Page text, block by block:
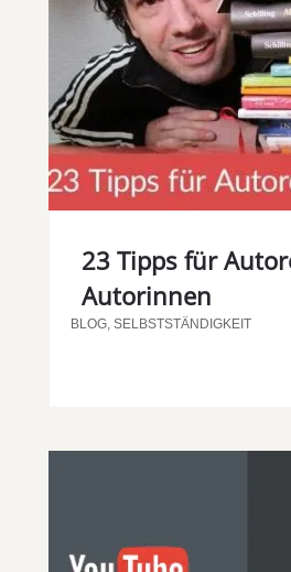
23 Tipps für
Autorinnen
BLOG, SELBSTSTÄNDIGKEIT